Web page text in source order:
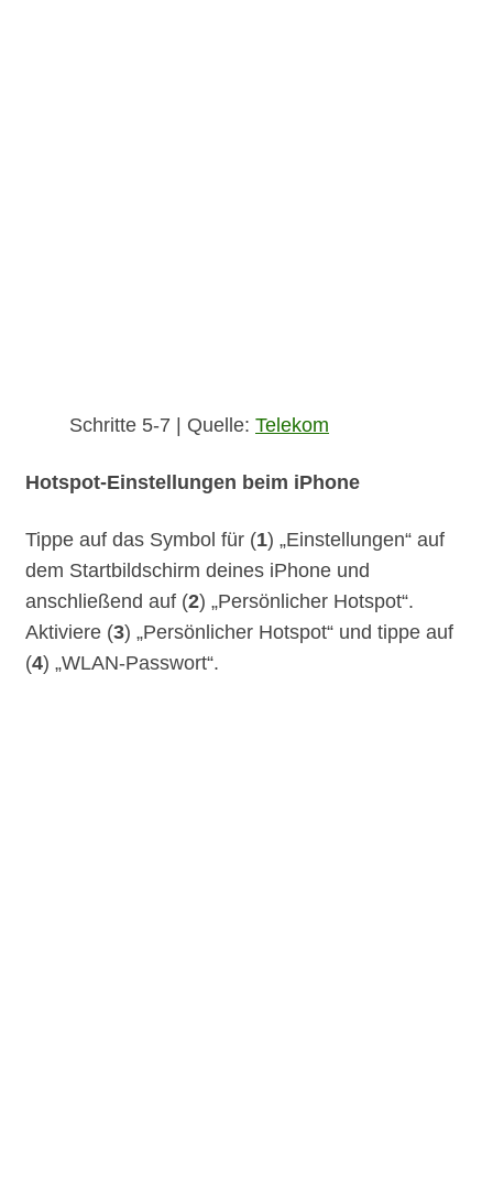
Schritte 5-7 | Quelle: Telekom
Hotspot-Einstellungen beim iPhone
Tippe auf das Symbol für (1) „Einstellungen“ auf
dem Startbildschirm deines iPhone und
anschließend auf (2) „Persönlicher Hotspot“.
Aktiviere (3) „Persönlicher Hotspot“ und tippe auf
(4) „WLAN-Passwort“.